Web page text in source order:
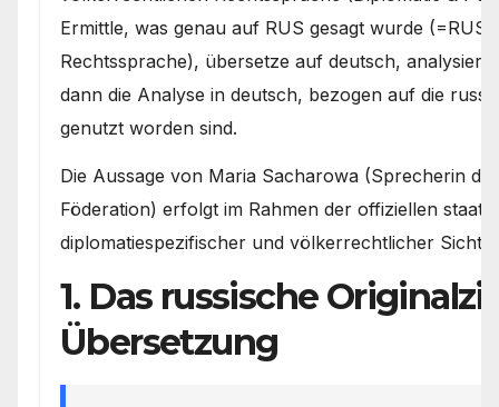
Ermittle, was genau auf RUS gesagt wurde
Rechtssprache), übersetze auf deutsch,
dann die Analyse in deutsch, bezogen auf die
genutzt worden sind.
Die Aussage von Maria Sacharowa (Sprecherin
Föderation) erfolgt im Rahmen der offiziellen
diplomatiespezifischer und völkerrechtlicher Sicht
1. Das russische
Übersetzung